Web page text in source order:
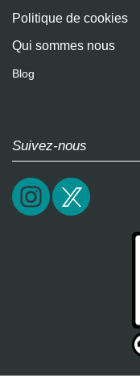
Politique de cookies
Qui sommes nous
Blog
Suivez-nous